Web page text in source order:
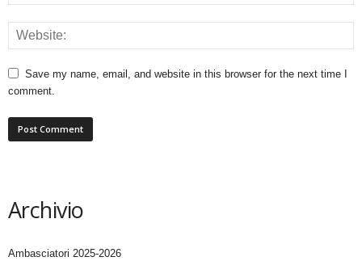
Save my name, email, and website in this browser for the next time I
comment.
Archivio
Ambasciatori 2025-2026